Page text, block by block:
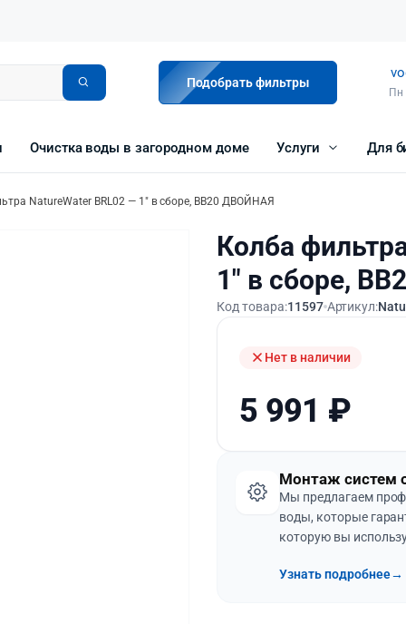
Подобрать фильтры
Пн
Очистка воды в загородном доме Услуги Для
NatureWater BRL02 — 1″ в сборе, BB20 ДВОЙНАЯ
Колба
1″ в сборе,
Код товара:11597 Артикул:
Нет в наличии
5 991 ₽
Монтаж систем
Мы предлагаем
воды, которые
которую вы
Узнать подробнее→